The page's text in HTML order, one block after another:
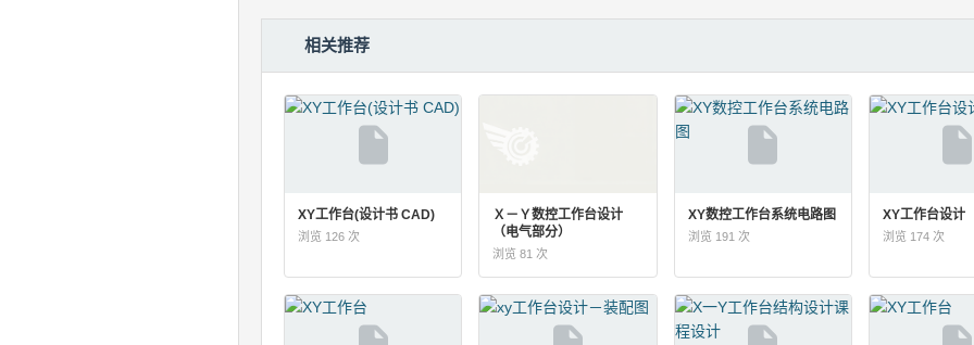
相关推荐
XY工作台(设计书 CAD)
浏览 126 次
Ｘ－Ｙ数控工作台设计
（电气部分）
浏览 81 次
XY数控工作台系统电路图
浏览 191 次
XY工作台设计
浏览 174 次